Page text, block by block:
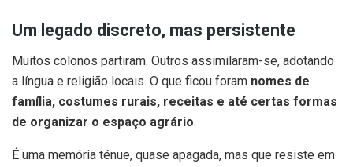
Um legado discreto, mas persistente
Muitos colonos partiram. Outros assimilaram-se, adotando
a língua e religião locais. O que ficou foram nomes de
família, costumes rurais, receitas e até certas formas
de organizar o espaço agrário.
É uma memória ténue, quase apagada, mas que resiste em